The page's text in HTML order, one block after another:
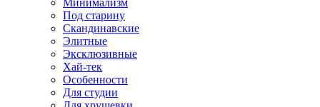
Минимализм
Под старину
Скандинавские
Элитные
Эксклюзивные
Хай-тек
Особенности
Для студии